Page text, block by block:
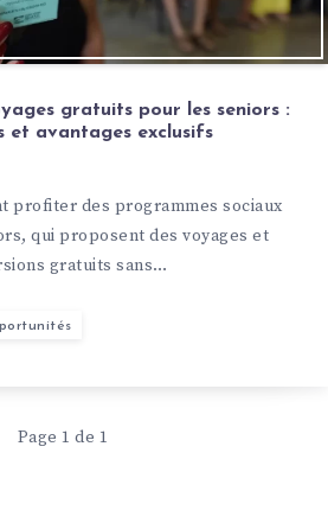
gratuits pour les seniors :
et avantages exclusifs
profiter des programmes sociaux
qui proposent des voyages et
gratuits sans…
Page 1 de 1